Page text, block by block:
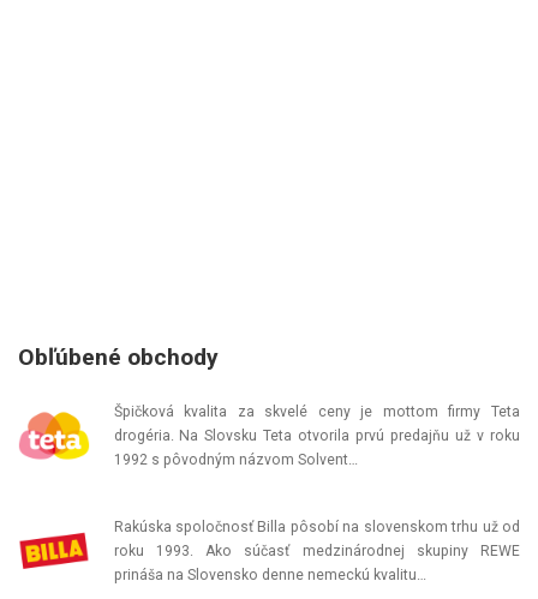
Obľúbené obchody
Špičková kvalita za skvelé ceny je mottom firmy Teta
drogéria. Na Slovsku Teta otvorila prvú predajňu už v roku
1992 s pôvodným názvom Solvent…
Rakúska spoločnosť Billa pôsobí na slovenskom trhu už od
roku 1993. Ako súčasť medzinárodnej skupiny REWE
prináša na Slovensko denne nemeckú kvalitu…